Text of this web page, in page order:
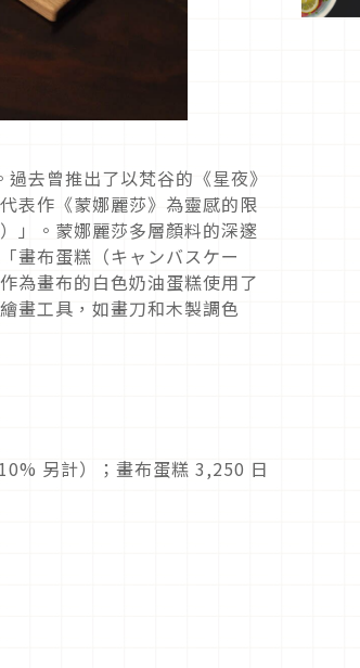
去曾推出了以梵谷的《星夜》
表作《蒙娜麗莎》為靈感的限
」。蒙娜麗莎多層顏料的深邃
畫布蛋糕（キャンバスケー
為畫布的白色奶油蛋糕使用了
畫工具，如畫刀和木製調色
另計）；畫布蛋糕 3,250 日